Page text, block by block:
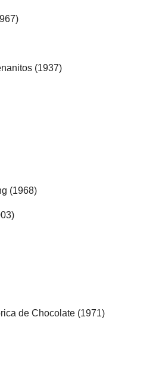
(1937)
(1968)
de Chocolate (1971)